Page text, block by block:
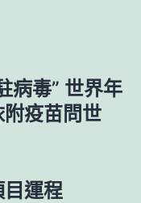
病毒” 世界年
疫苗問世
運程